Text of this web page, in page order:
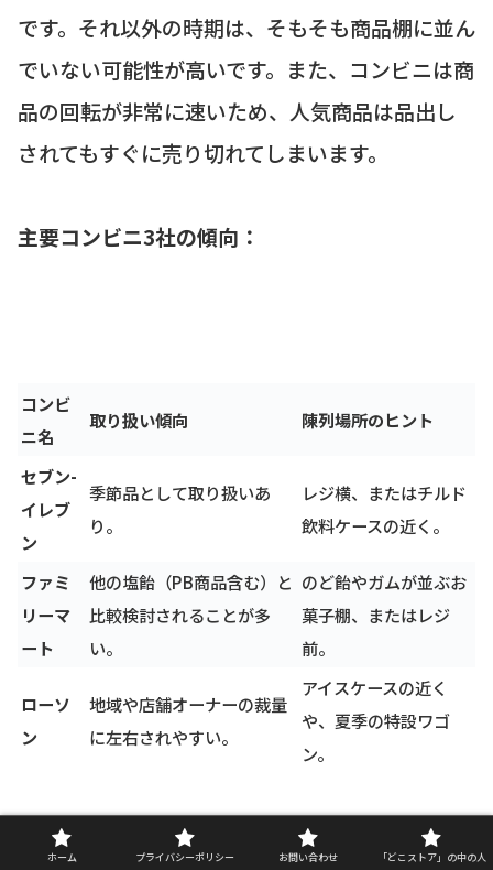
です。それ以外の時期は、そもそも商品棚に並ん
でいない可能性が高いです。また、コンビニは商
品の回転が非常に速いため、人気商品は品出し
されてもすぐに売り切れてしまいます。
主要コンビニ3社の傾向：
コンビ
ニ名
取り扱い傾向 陳列場所のヒント
セブン-
イレブ
ン
季節品として取り扱いあ
り。
レジ横、またはチルド
飲料ケースの近く。
ファミ
リーマ
ート
他の塩飴（PB商品含む）と
比較検討されることが多
い。
のど飴やガムが並ぶお
菓子棚、またはレジ
前。
ローソ
ン
地域や店舗オーナーの裁量
に左右されやすい。
アイスケースの近く
や、夏季の特設ワゴ
ン。
また、コンビニでは、ライオン菓子さんの「う
ホーム プライバシーポリシー お問い合わせ 「どこストア」の中の人